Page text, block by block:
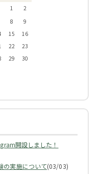
1
2
8
9
15
16
22
23
29
30
開設しました！
の実施について(03/03)